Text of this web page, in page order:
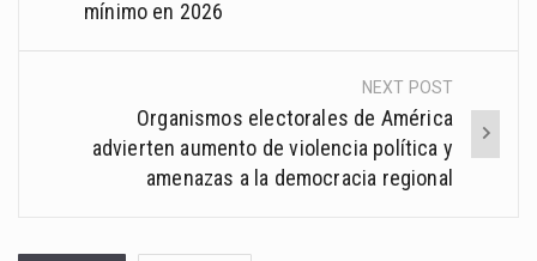
mínimo en 2026
NEXT POST
Organismos electorales de América
advierten aumento de violencia política y
amenazas a la democracia regional